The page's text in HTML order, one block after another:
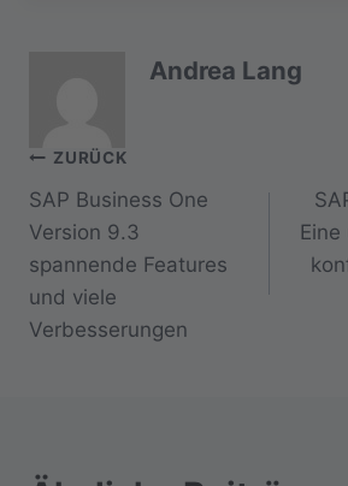
Andrea Lang
Beitragsnavigation
ZURÜCK
SAP Business One
Version 9.3
spannende Features
und viele
Verbesserungen